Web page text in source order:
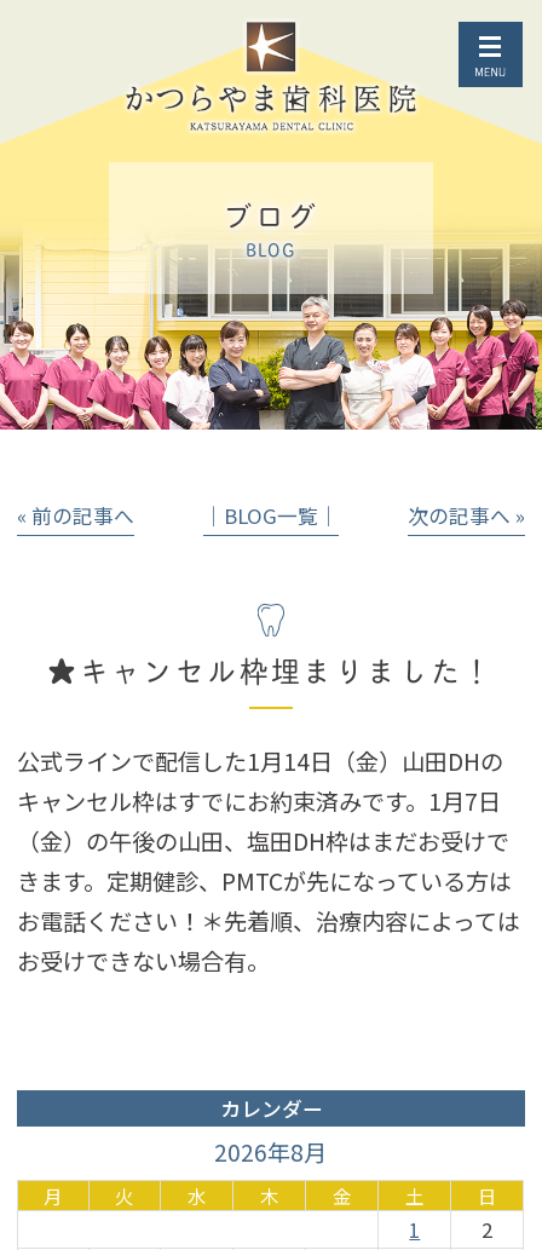
ブログ
BLOG
« 前の記事へ │BLOG一覧│ 次の記事へ »
★キャンセル枠埋まりました！
公式ラインで配信した1月14日（金）山田DHの
キャンセル枠はすでにお約束済みです。1月7日
（金）の午後の山田、塩田DH枠はまだお受けで
きます。定期健診、PMTCが先になっている方は
お電話ください！＊先着順、治療内容によっては
お受けできない場合有。
カレンダー
2026年8月
月 火 水 木 金 土 日
1
2